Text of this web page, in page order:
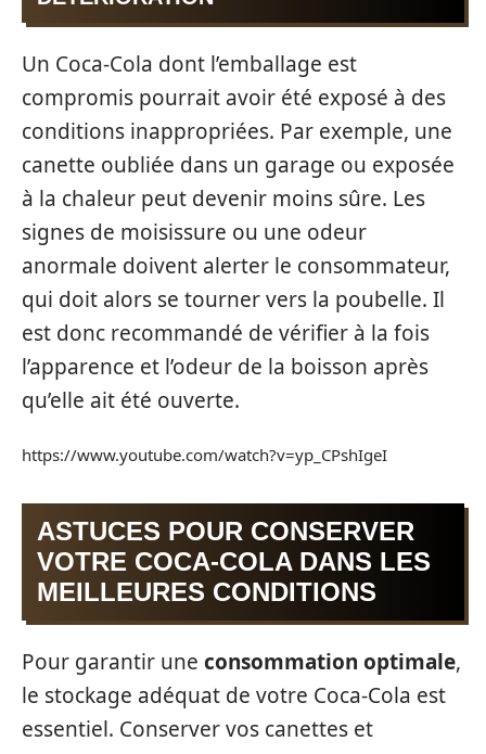
Un Coca-Cola dont l’emballage est
compromis pourrait avoir été exposé à des
conditions inappropriées. Par exemple, une
canette oubliée dans un garage ou exposée
à la chaleur peut devenir moins sûre. Les
signes de moisissure ou une odeur
anormale doivent alerter le consommateur,
qui doit alors se tourner vers la poubelle. Il
est donc recommandé de vérifier à la fois
l’apparence et l’odeur de la boisson après
qu’elle ait été ouverte.
https://www.youtube.com/watch?v=yp_CPshIgeI
ASTUCES POUR CONSERVER
VOTRE COCA-COLA DANS LES
MEILLEURES CONDITIONS
Pour garantir une consommation optimale,
le stockage adéquat de votre Coca-Cola est
essentiel. Conserver vos canettes et